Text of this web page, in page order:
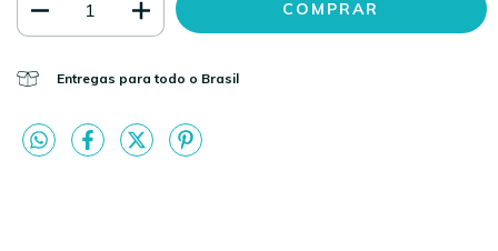
Entregas para todo o Brasil